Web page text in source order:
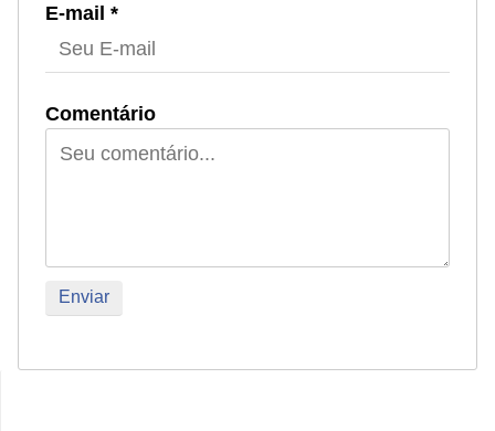
E-mail *
Comentário